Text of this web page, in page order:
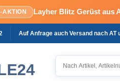
AKTION Layher Blitz Gerüst aus
Auf Anfrage auch Versand nach AT